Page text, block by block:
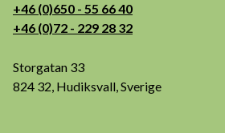
+46 (0)650 - 55 66 40
+46 (0)72 - 229 28 32
Storgatan 33
824 32, Hudiksvall, Sverige